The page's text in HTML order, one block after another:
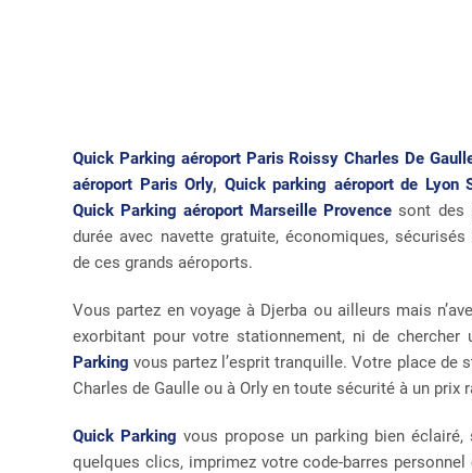
Quick Parking aéroport Paris Roissy Charles De
aéroport Paris Orly, Quick parking aéroport de Lyon
Quick Parking aéroport Marseille Provence sont des
durée avec navette gratuite, économiques,
de ces grands aéroports.
Vous partez en voyage à Djerba ou ailleurs mais
exorbitant pour votre stationnement, ni de
Parkingvous partez l’esprit tranquille. Votre place de
Charles de Gaulle ou à Orly en toute sécurité à un prix
Quick Parking vous propose un parking bien
quelques clics, imprimez votre code-barres